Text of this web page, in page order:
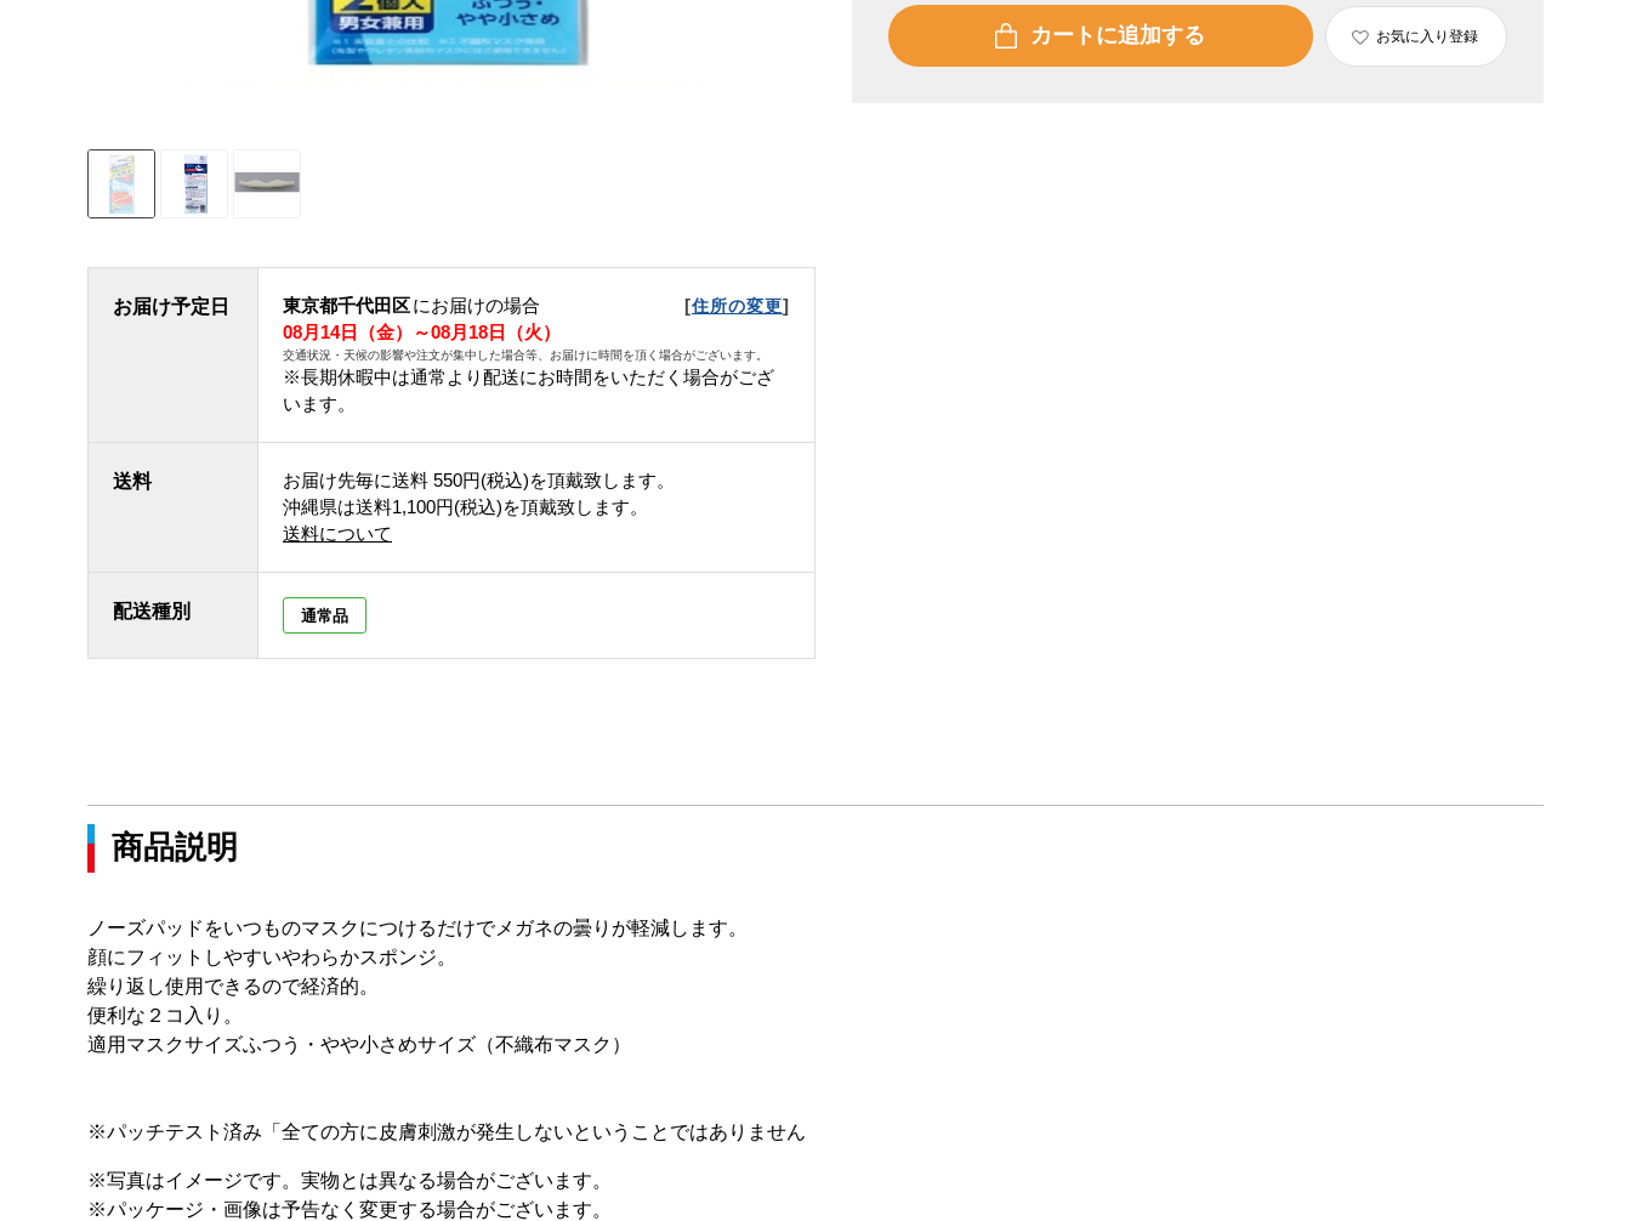
お届け予定日 東京都千代田区にお届けの場合 [住所の変更]
08月14日（金）～08月18日（火）
交通状況・天候の影響や注文が集中した場合等、お届けに時間を頂く場合がございます。
※長期休暇中は通常より配送にお時間をいただく場合がござ
います。
送料 お届け先毎に送料 550円(税込)を頂戴致します。
沖縄県は送料1,100円(税込)を頂戴致します。
送料について
配送種別 通常品
カートに追加する お気に入り登録
商品説明
ノーズパッドをいつものマスクにつけるだけでメガネの曇りが軽減します。
顔にフィットしやすいやわらかスポンジ。
繰り返し使用できるので経済的。
便利な２コ入り。
適用マスクサイズふつう・やや小さめサイズ（不織布マスク）
※パッチテスト済み「全ての方に皮膚刺激が発生しないということではありません
※写真はイメージです。実物とは異なる場合がございます。
※パッケージ・画像は予告なく変更する場合がございます。